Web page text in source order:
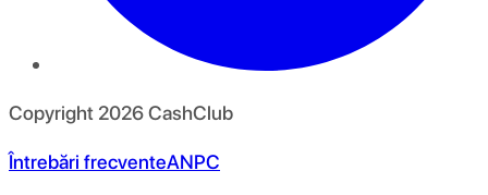
Copyright 2026CashClub
Întrebări frecventeANPC